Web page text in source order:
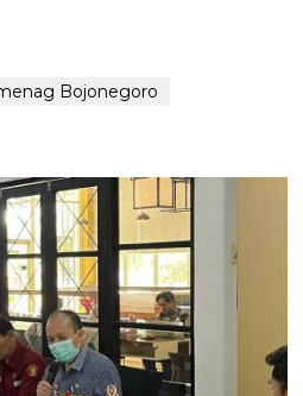
Bojonegoro